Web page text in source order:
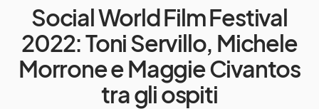
Social World Film Festival
2022: Toni Servillo, Michele
Morrone e Maggie Civantos
tra gli ospiti